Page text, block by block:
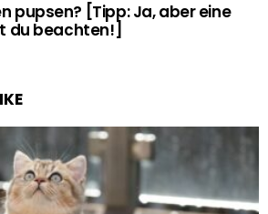
pupsen? [Tipp: Ja, aber eine
du beachten!]